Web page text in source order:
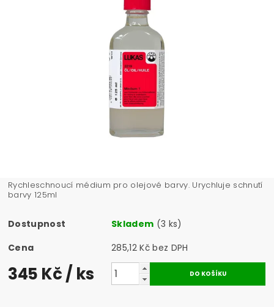
Rychleschnoucí médium pro olejové barvy. Urychluje schnutí
barvy 125ml
Dostupnost Skladem (3 ks)
Cena
285,12 Kč bez DPH
345 Kč/ ks